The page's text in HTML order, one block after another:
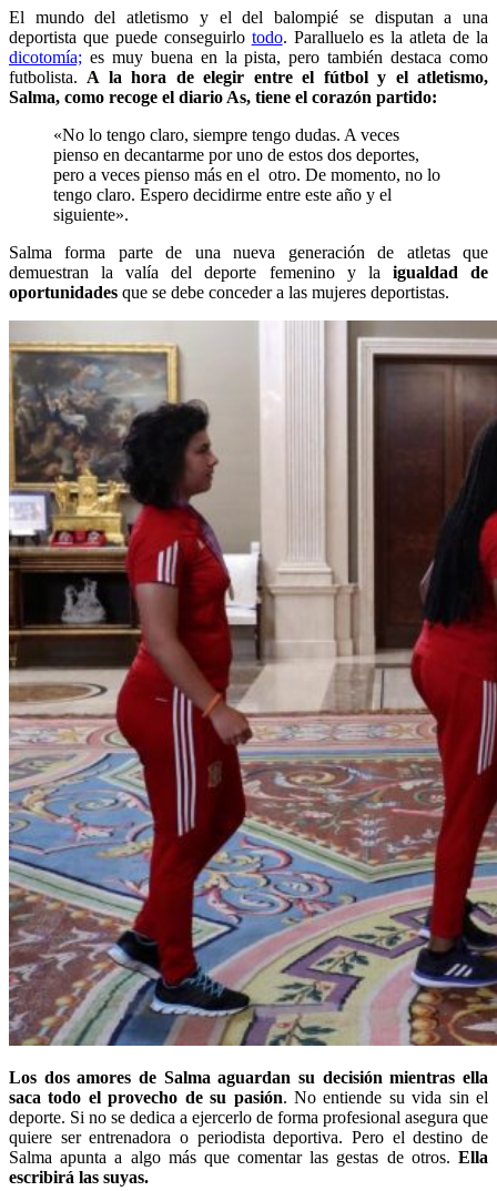
El mundo del atletismo y el del balompié se disputan a una
deportista que puede conseguirlo todo. Paralluelo es la atleta de la
dicotomía; es muy buena en la pista, pero también destaca como
futbolista. A la hora de elegir entre el fútbol y el atletismo,
Salma, como recoge el diario As, tiene el corazón partido:
«No lo tengo claro, siempre tengo dudas. A veces
pienso en decantarme por uno de estos dos deportes,
pero a veces pienso más en el otro. De momento, no lo
tengo claro. Espero decidirme entre este año y el
siguiente».
Salma forma parte de una nueva generación de atletas que
demuestran la valía del deporte femenino y la igualdad de
oportunidades que se debe conceder a las mujeres deportistas.
Los dos amores de Salma aguardan su decisión mientras ella
saca todo el provecho de su pasión. No entiende su vida sin el
deporte. Si no se dedica a ejercerlo de forma profesional asegura que
quiere ser entrenadora o periodista deportiva. Pero el destino de
Salma apunta a algo más que comentar las gestas de otros. Ella
escribirá las suyas.